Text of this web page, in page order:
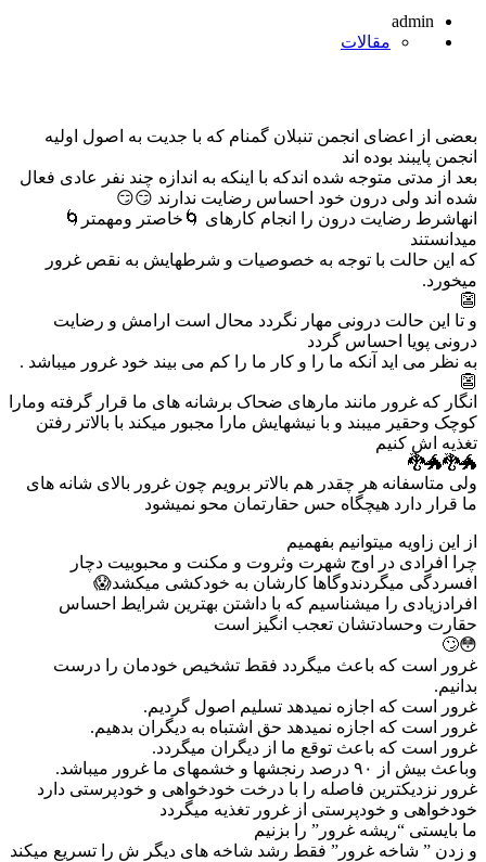
admin
مقالات
بعضی از اعضای انجمن تنبلان گمنام که با جدیت به اصول اولیه
انجمن پایبند بوده اند
بعد از مدتی متوجه شده اندکه با اینکه به اندازه چند نفر عادی فعال
شده اند ولی درون خود احساس رضایت ندارند 😏😏
انهاشرط رضایت درون را انجام کارهای 🌀خاصتر ومهمتر🌀
میدانستند
که این حالت با توجه به خصوصیات و شرطهایش به نقص غرور
میخورد.
👺
و تا این حالت درونی مهار نگردد محال است ارامش و رضایت
درونی پویا احساس گردد
به نظر می اید آنکه ما را و کار ما را کم می بیند خود غرور میباشد .
👺
انگار که غرور مانند مارهای ضحاک برشانه های ما قرار گرفته ومارا
کوچک وحقیر میبند و با نیشهایش مارا مجبور میکند با بالاتر رفتن
تغذیه اش کنیم
🐲🐉🐲🐉
ولی متاسفانه هر چقدر هم بالاتر برویم چون غرور بالای شانه های
ما قرار دارد هیچگاه حس حقارتمان محو نمیشود
از این زاویه میتوانیم بفهمیم
چرا افرادی در اوج شهرت وثروت و مکنت و محبوبیت دچار
افسردگی میگردندوگاها کارشان به خودکشی میکشد😱
افرادزیادی را میشناسیم که با داشتن بهترین شرایط احساس
حقارت وحسادتشان تعجب انگیز است
😳🙄
غرور است که باعث میگردد فقط تشخیص خودمان را درست
بدانیم.
غرور است که اجازه نمیدهد تسلیم اصول گردیم.
غرور است که اجازه نمیدهد حق اشتباه به دیگران بدهیم.
غرور است که باعث توقع ما از دیگران میگردد.
وباعث بیش از ۹۰ درصد رنجشها و خشمهای ما غرور میباشد.
غرور نزدیکترین فاصله را با درخت خودخواهی و خودپرستی دارد
خودخواهی و خودپرستی از غرور تغذیه میگردد
ما بایستی “ریشه غرور” را بزنیم
و زدن ” شاخه غرور” فقط رشد شاخه های دیگر ش را تسریع میکند